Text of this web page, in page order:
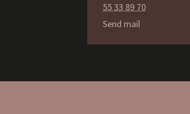
55 33 89 70
Send mail